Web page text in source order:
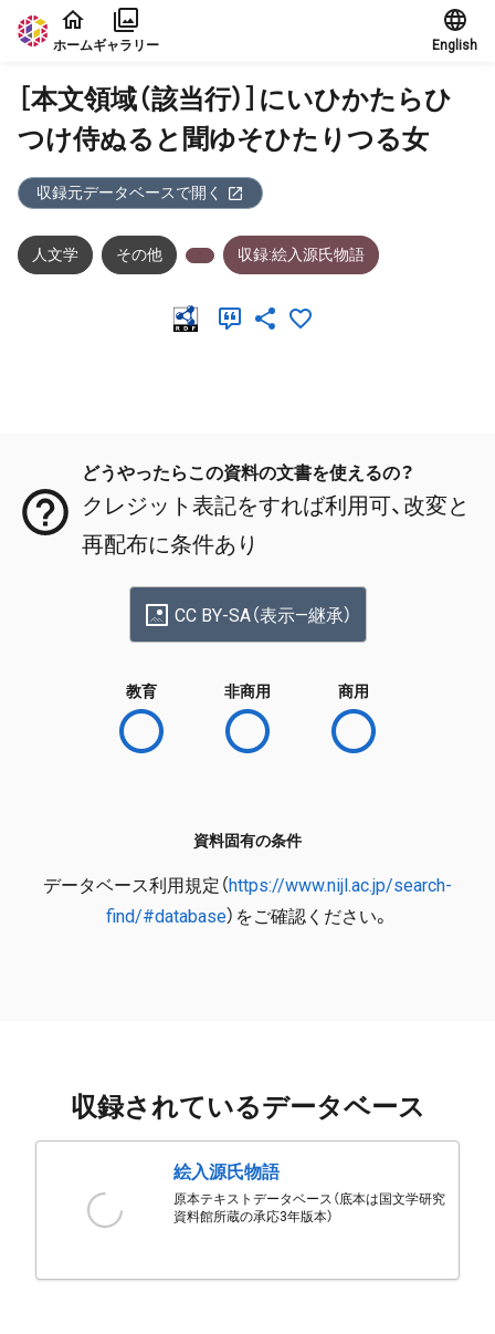
本文に飛ぶ
ホームギャラリー English
［本文領域（該当行）］にいひかたらひ
つけ侍ぬると聞ゆそひたりつる女
収録元データベースで開く
人文学 その他 収録:絵入源氏物語
どうやったらこの資料の文書を使えるの？
クレジット表記をすれば利用可、改変と
再配布に条件あり
CC BY-SA（表示—継承）
教育 非商用 商用
資料固有の条件
データベース利用規定（https://www.nijl.ac.jp/search-
find/#database）をご確認ください。
収録されているデータベース
絵入源氏物語
原本テキストデータベース（底本は国文学研究
資料館所蔵の承応3年版本）